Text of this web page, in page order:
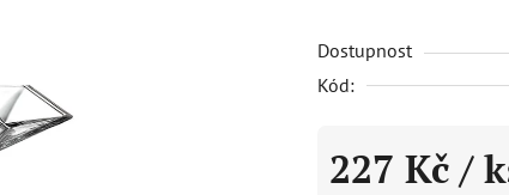
5
hvězdiček.
Dostupnost
Kód:
227 Kč /